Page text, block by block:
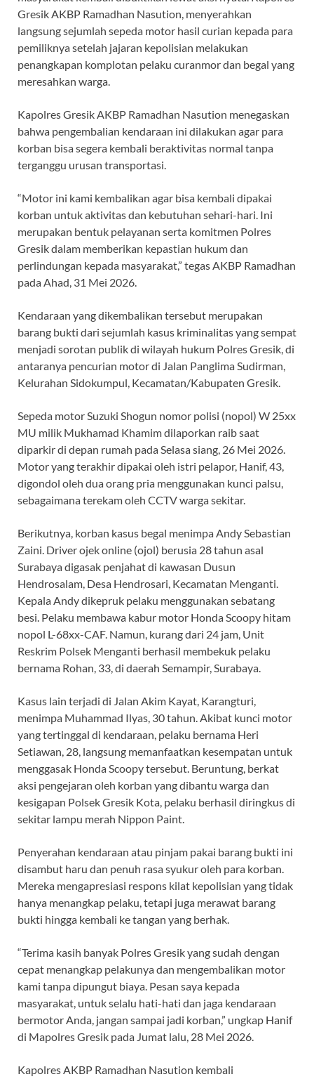
Gresik AKBP Ramadhan Nasution, menyerahkan
langsung sejumlah sepeda motor hasil curian kepada para
pemiliknya setelah jajaran kepolisian melakukan
penangkapan komplotan pelaku curanmor dan begal yang
meresahkan warga.
​Kapolres Gresik AKBP Ramadhan Nasution menegaskan
bahwa pengembalian kendaraan ini dilakukan agar para
korban bisa segera kembali beraktivitas normal tanpa
terganggu urusan transportasi.
​“Motor ini kami kembalikan agar bisa kembali dipakai
korban untuk aktivitas dan kebutuhan sehari-hari. Ini
merupakan bentuk pelayanan serta komitmen Polres
Gresik dalam memberikan kepastian hukum dan
perlindungan kepada masyarakat,” tegas AKBP Ramadhan
pada Ahad, 31 Mei 2026.
​Kendaraan yang dikembalikan tersebut merupakan
barang bukti dari sejumlah kasus kriminalitas yang sempat
menjadi sorotan publik di wilayah hukum Polres Gresik, di
antaranya pencurian motor di Jalan Panglima Sudirman,
Kelurahan Sidokumpul, Kecamatan/Kabupaten Gresik.
Sepeda motor Suzuki Shogun nomor polisi (nopol) W 25xx
MU milik Mukhamad Khamim dilaporkan raib saat
diparkir di depan rumah pada Selasa siang, 26 Mei 2026.
Motor yang terakhir dipakai oleh istri pelapor, Hanif, 43,
digondol oleh dua orang pria menggunakan kunci palsu,
sebagaimana terekam oleh CCTV warga sekitar.
Berikutnya, korban kasus begal menimpa Andy Sebastian
Zaini. Driver ojek online (ojol) berusia 28 tahun asal
Surabaya digasak penjahat di kawasan Dusun
Hendrosalam, Desa Hendrosari, Kecamatan Menganti.
Kepala Andy dikepruk pelaku menggunakan sebatang
besi. Pelaku membawa kabur motor Honda Scoopy hitam
nopol L-68xx-CAF. Namun, kurang dari 24 jam, Unit
Reskrim Polsek Menganti berhasil membekuk pelaku
bernama Rohan, 33, di daerah Semampir, Surabaya.
Kasus lain terjadi di Jalan Akim Kayat, Karangturi,
menimpa Muhammad Ilyas, 30 tahun. Akibat kunci motor
yang tertinggal di kendaraan, pelaku bernama Heri
Setiawan, 28, langsung memanfaatkan kesempatan untuk
menggasak Honda Scoopy tersebut. Beruntung, berkat
aksi pengejaran oleh korban yang dibantu warga dan
kesigapan Polsek Gresik Kota, pelaku berhasil diringkus di
sekitar lampu merah Nippon Paint.
​Penyerahan kendaraan atau pinjam pakai barang bukti ini
disambut haru dan penuh rasa syukur oleh para korban.
Mereka mengapresiasi respons kilat kepolisian yang tidak
hanya menangkap pelaku, tetapi juga merawat barang
bukti hingga kembali ke tangan yang berhak.
​“Terima kasih banyak Polres Gresik yang sudah dengan
cepat menangkap pelakunya dan mengembalikan motor
kami tanpa dipungut biaya. Pesan saya kepada
masyarakat, untuk selalu hati-hati dan jaga kendaraan
bermotor Anda, jangan sampai jadi korban,” ungkap Hanif
di Mapolres Gresik pada Jumat lalu, 28 Mei 2026.
Kapolres AKBP Ramadhan Nasution kembali